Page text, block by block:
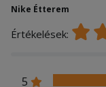
Nike Étterem
Értékelések:
5